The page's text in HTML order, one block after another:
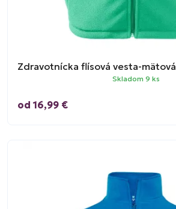
Zdravotnícka flísová vesta-mätová
Skladom 9 ks
od 16,99 €